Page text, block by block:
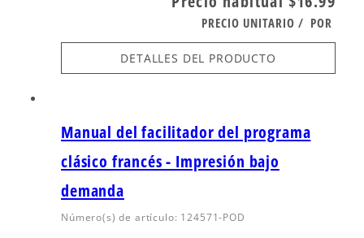
PRECIO UNITARIO / POR
DETALLES DEL PRODUCTO
Manual del facilitador del programa
clásico francés - Impresión bajo
demanda
Número(s) de artículo: 124571-POD